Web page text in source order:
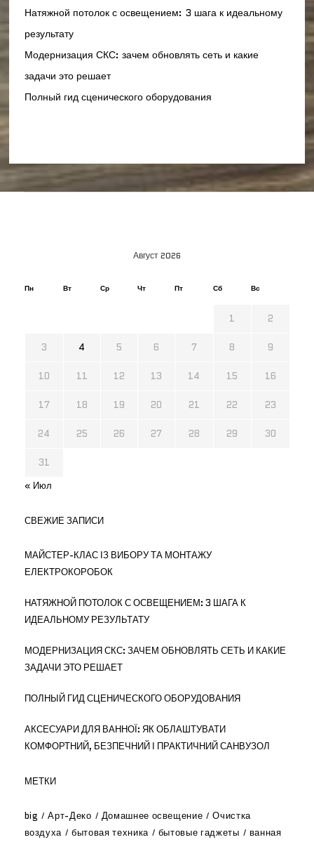
Натяжной потолок с освещением: 3 шага к идеальному
результату
Модернизация СКС: зачем обновлять сеть и какие
задачи это решает
Полный гид сценического оборудования
Август 2026
Пн Вт Ср Чт Пт Сб Вс
1 2
3 4 5 6 7 8 9
10 11 12 13 14 15 16
17 18 19 20 21 22 23
24 25 26 27 28 29 30
31
« Июл
СВЕЖИЕ ЗАПИСИ
МАЙСТЕР-КЛАС ІЗ ВИБОРУ ТА МОНТАЖУ
ЕЛЕКТРОКОРОБОК
НАТЯЖНОЙ ПОТОЛОК С ОСВЕЩЕНИЕМ: 3 ШАГА К
ИДЕАЛЬНОМУ РЕЗУЛЬТАТУ
МОДЕРНИЗАЦИЯ СКС: ЗАЧЕМ ОБНОВЛЯТЬ СЕТЬ И КАКИЕ
ЗАДАЧИ ЭТО РЕШАЕТ
ПОЛНЫЙ ГИД СЦЕНИЧЕСКОГО ОБОРУДОВАНИЯ
АКСЕСУАРИ ДЛЯ ВАННОЇ: ЯК ОБЛАШТУВАТИ
КОМФОРТНИЙ, БЕЗПЕЧНИЙ І ПРАКТИЧНИЙ САНВУЗОЛ
МЕТКИ
big Арт-Деко Домашнее освещение
Очистка
воздуха
бытовая техника бытовые гаджеты
ванная